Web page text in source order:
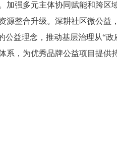
加强多元主体协同赋能和跨区
源整合升级。深耕社区微公益
公益理念，推动基层治理从“
系，为优秀品牌公益项目提供